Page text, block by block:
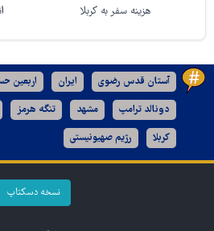
هزینه سفر به کربلا
آستان قدس رضوی ایران اربعین
دونالد ترامپ مشهد تنگه هرمز
کربلا رژیم صهیونیستی
نسخه دسکتاپ